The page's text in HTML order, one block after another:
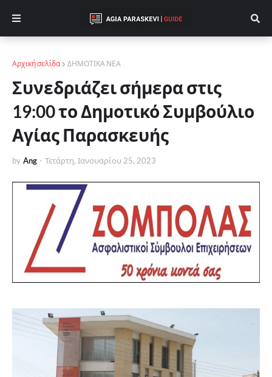
Αρχική σελίδα ΔΗΜΟΤΙΚΑ ΝΕΑ
Συνεδριάζει σήμερα στις
19:00 το Δημοτικό Συμβούλιο
Αγίας Παρασκευής
by Ang - Τετάρτη, Ιανουαρίου 25, 2023